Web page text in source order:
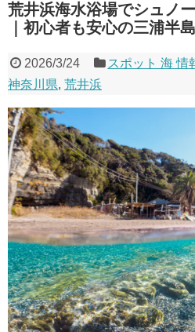
荒井浜海水浴場でシュノ
｜初心者も安心の三浦半
2026/3/24 スポット 海 情
神奈川県, 荒井浜